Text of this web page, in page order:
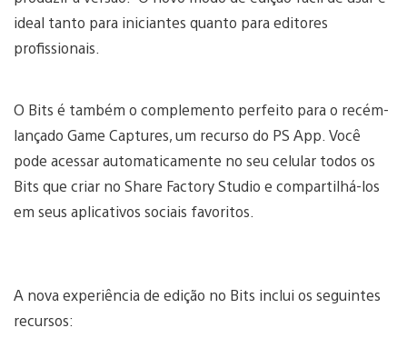
ideal tanto para iniciantes quanto para editores
profissionais.
O Bits é também o complemento perfeito para o recém-
lançado Game Captures, um recurso do PS App. Você
pode acessar automaticamente no seu celular todos os
Bits que criar no Share Factory Studio e compartilhá-los
em seus aplicativos sociais favoritos.
A nova experiência de edição no Bits inclui os seguintes
recursos: